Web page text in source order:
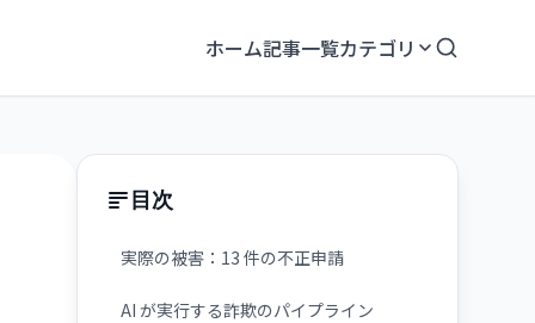
ホーム記事一覧カテゴリ
目次
実際の被害：13 件の不正申請
AI が実行する詐欺のパイプライン